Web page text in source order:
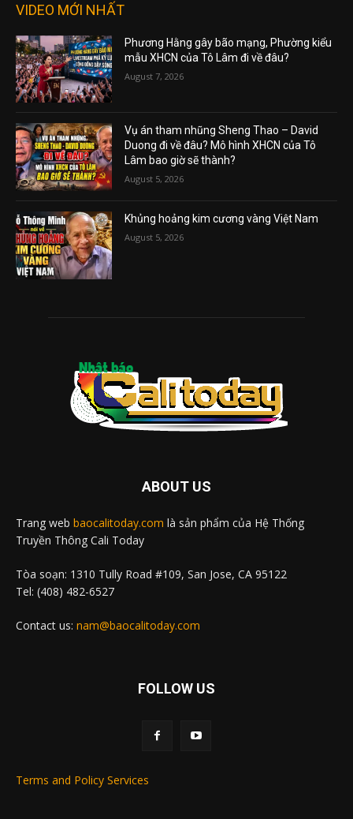
VIDEO MỚI NHẤT
Phương Hằng gây bão mạng, Phường kiểu
mẫu XHCN của Tô Lâm đi về đâu?
August 7, 2026
Vụ án tham nhũng Sheng Thao – David
Duong đi về đâu? Mô hình XHCN của Tô
Lâm bao giờ sẽ thành?
August 5, 2026
Khủng hoảng kim cương vàng Việt Nam
August 5, 2026
ABOUT US
Trang web baocalitoday.com là sản phẩm của Hệ Thống
Truyền Thông Cali Today
Tòa soạn: 1310 Tully Road #109, San Jose, CA 95122
Tel: (408) 482-6527
Contact us: nam@baocalitoday.com
FOLLOW US
Terms and Policy Services